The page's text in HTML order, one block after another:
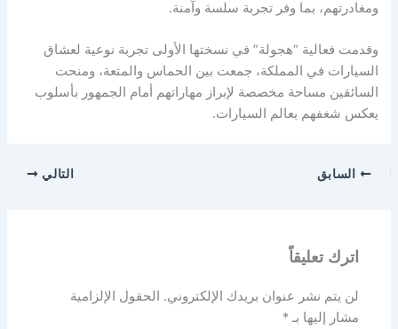
ومغادرتهم، بما وفر تجربة سلسة وآمنة.
وقدمت فعالية “هجولة” في نسختها الأولى تجربة نوعية لعشاق
السيارات في المملكة، جمعت بين الحماس والمتعة، ومنحت
السائقين مساحة مخصصة لإبراز مهاراتهم أمام الجمهور بأسلوب
يعكس شغفهم بعالم السيارات.
السابق التالي
اترك تعليقاً
لن يتم نشر عنوان بريدك الإلكتروني. الحقول الإلزامية
مشار إليها بـ*